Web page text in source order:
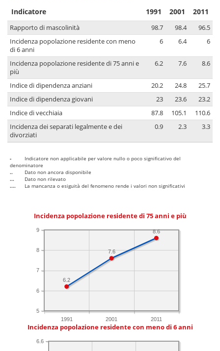
Indicatore 1991 2001 2011
Rapporto di mascolinità 98.7 98.4
96.5
Incidenza popolazione residente con meno
di 6 anni
6 6.4 6
Incidenza popolazione residente di 75 anni e
più
6.2 7.6 8.6
Indice di dipendenza anziani 20.2 24.8
25.7
Indice di dipendenza giovani
23 23.6
23.2
Indice di vecchiaia
87.8 105.1
110.6
Incidenza dei separati legalmente e dei
divorziati
0.9 2.3 3.3
-
Indicatore non applicabile per valore nullo o poco significativo del
denominatore
..
Dato non ancora disponibile
...
Dato non rilevato
....
La mancanza o esiguità del fenomeno rende i valori non significativi
Incidenza popolazione residente di 75 anni e più
1991 2001 2011
5
6
7
8
9 8.6
7.6
6.2
Incidenza popolazione residente con meno di 6 anni
6.6